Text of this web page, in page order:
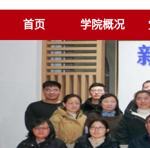
首页 学院概况